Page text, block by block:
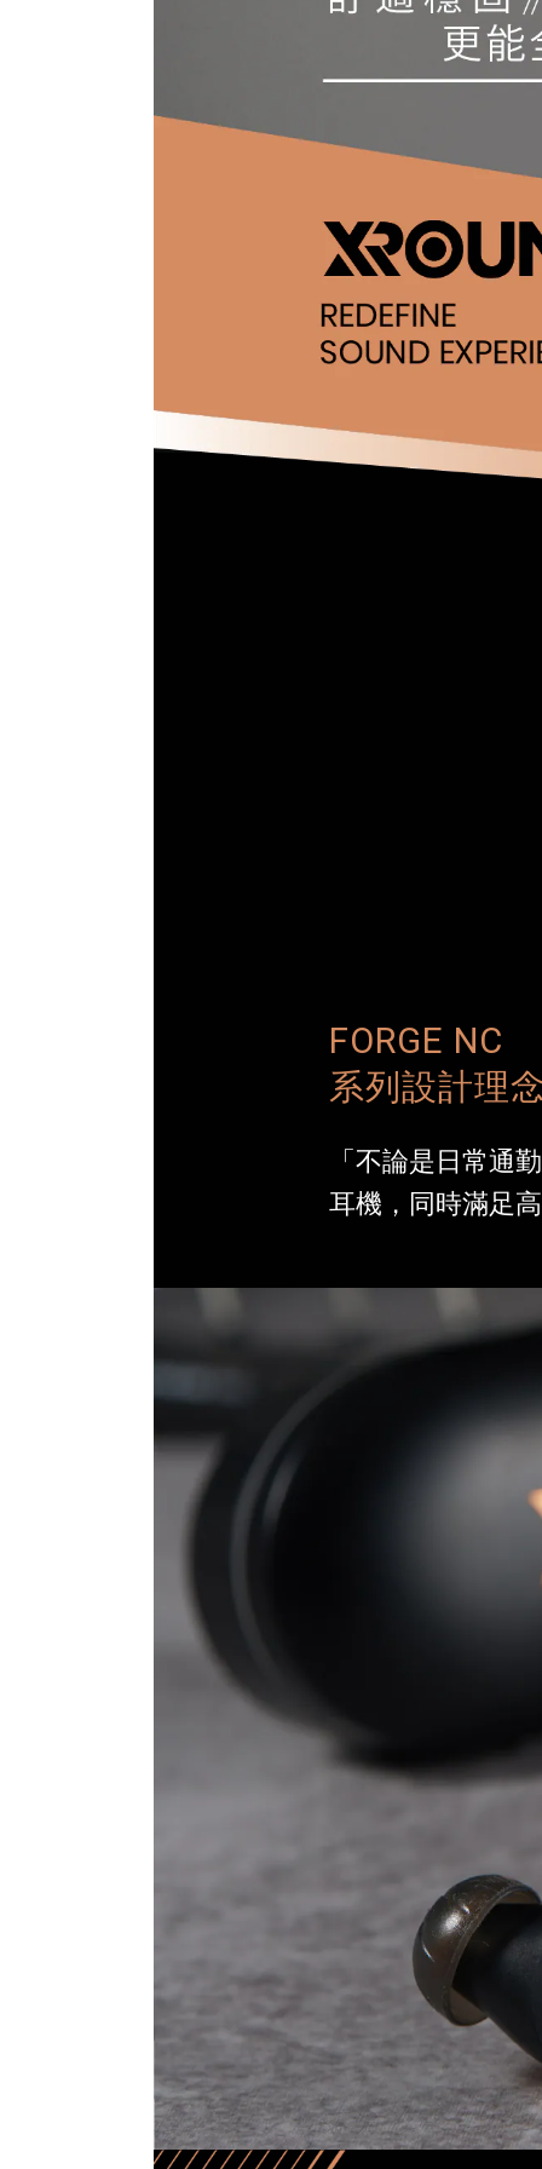
FORGE NC
系列設計理
「不論是日常通
耳機，同時滿足